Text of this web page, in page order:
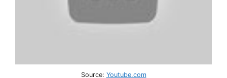
Source: Youtube.com